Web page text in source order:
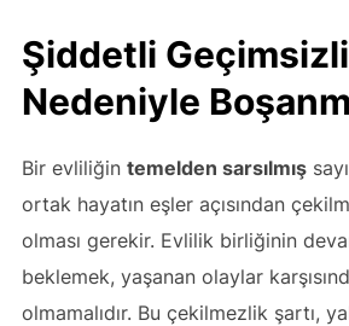
Şiddetli
Nedeniyle
Bir evliliğin temelden sarsılmış
ortak hayatın eşler açısından
olması gerekir. Evlilik birliğinin
beklemek, yaşanan olaylar
olmamalıdır. Bu çekilmezlik şartı,